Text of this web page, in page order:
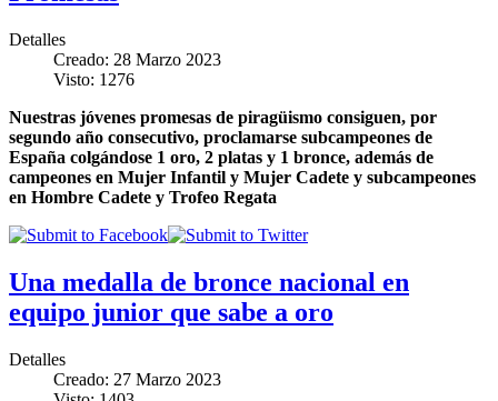
Detalles
Creado: 28 Marzo 2023
Visto: 1276
Nuestras jóvenes promesas de piragüismo consiguen, por
segundo año consecutivo, proclamarse subcampeones de
España colgándose 1 oro, 2 platas y 1 bronce, además de
campeones en Mujer Infantil y Mujer Cadete y subcampeones
en Hombre Cadete y Trofeo Regata
Una medalla de bronce nacional en
equipo junior que sabe a oro
Detalles
Creado: 27 Marzo 2023